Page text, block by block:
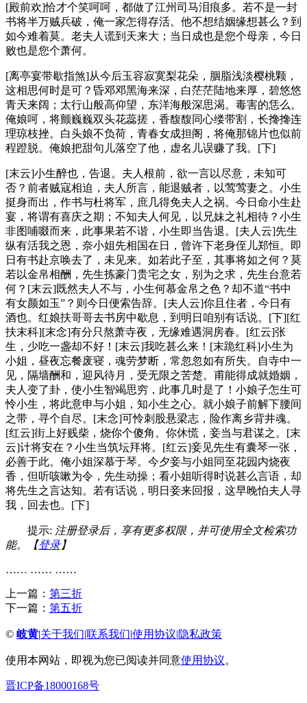
[殿前欢]恰才个笑呵呵，都做了江州司马泪痕多。若不是一封
书将半万贼兵破，俺一家怎得存活。他不想结姻缘想甚么？到
如今难着莫。老夫人谎到天来大；当日成也是您个母亲，今日
败也是您个萧何。
[离亭宴带歇指煞]从今后玉容寂寞梨花朵，胭脂浅淡樱桃颗，
这相思何时是可？昏邓邓黑海来深，白茫茫陆地来厚，碧悠悠
青天来阔；太行山般高仰望，东洋海般深思渴。毒害的恁么。
俺娘呵，将颤巍巍双头花蕊搓，香馥馥同心缕带割，长搀搀连
理琼枝挫。白头娘不负荷，青春女成担阁，将俺那锦片也似前
程蹬脱。俺娘把甜句儿落空了他，虚名儿误赚了我。[下]
[末云]小生醉也，告退。夫人根前，欲一言以尽意，未知可
否？前者贼寇相迫，夫人所言，能退贼者，以莺莺妻之。小生
挺身而出，作书与杜将军，庶几得免夫人之祸。今日命小生赴
宴，将谓有喜庆之期；不知夫人何见，以兄妹之礼相待？小生
非图哺啜而来，此事果若不谐，小生即当告退。[夫人云]先生
纵有活我之恩，奈小姐先相国在日，曾许下老身侄儿郑恒。即
日有书赴京唤去了，未见来。如若此子至，其事将如之何？莫
若以金帛相酬，先生拣豪门贵宅之女，别为之求，先生台意若
何？[末云]既然夫人不与，小生何慕金帛之色？却不道“书中
有女颜如玉”？则今日便索告辞。[夫人云]你且住者，今日有
酒也。红娘扶哥哥去书房中歇息，到明日咱别有话说。[下][红
扶末科][末念]有分只熬萧寺夜，无缘难遇洞房春。[红云]张
生，少吃一盏却不好！[末云]我吃甚么来！[末跪红科]小生为
小姐，昼夜忘餐废寝，魂劳梦断，常忽忽如有所失。自寺中一
见，隔墙酬和，迎风待月，受无限之苦楚。甫能得成就婚姻，
夫人变了卦，使小生智竭思穷，此事几时是了！小娘子怎生可
怜小生，将此意申与小姐，知小生之心。就小娘子前解下腰间
之带，寻个自尽。[末念]可怜刺股悬梁志，险作离乡背井魂。
[红云]街上好贱柴，烧你个傻角。你休慌，妾当与君谋之。[末
云]计将安在？小生当筑坛拜将。[红云]妾见先生有囊琴一张，
必善于此。俺小姐深慕于琴。今夕妾与小姐同至花园内烧夜
香，但听咳嗽为令，先生动操；看小姐听得时说甚么言语，却
将先生之言达知。若有话说，明日妾来回报，这早晚怕夫人寻
我，回去也。[下]
提示: 注册登录后，享有更多权限，并可使用全文检索功
能。【登录】
…… …… ……
上一篇： 第三折
下一篇： 第五折
© 岐黄|关于我们|联系我们|使用协议|隐私政策
使用本网站，即视为您已阅读并同意使用协议。
晋ICP备18000168号